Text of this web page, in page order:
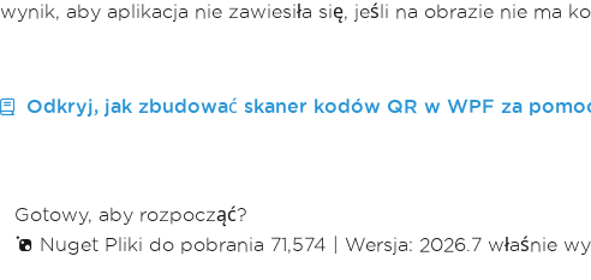
wynik, aby aplikacja nie zawiesiła się, jeśli na obrazie nie ma
Odkryj, jak zbudować skaner kodów QR w WPF za
Gotowy, aby rozpocząć?
Nuget Pliki do pobrania 71,574
Wersja: 2026.7 właśnie